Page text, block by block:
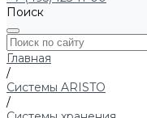
Поиск
Главная
/
Системы ARISTO
/